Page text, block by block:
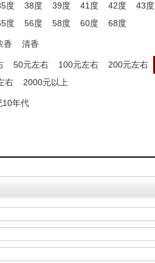
度 38度 39度 41度 42度 43度
度 56度 58度 60度 68度
香 清香
50元左右 100元左右 200元左右
右
2000元以上
10年代